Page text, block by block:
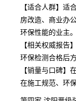
【适合人群】适
房改造、商业办
环保性能的业主。
【相关权威报
环保检测合格后
【销量与口碑】
在施工规范、环